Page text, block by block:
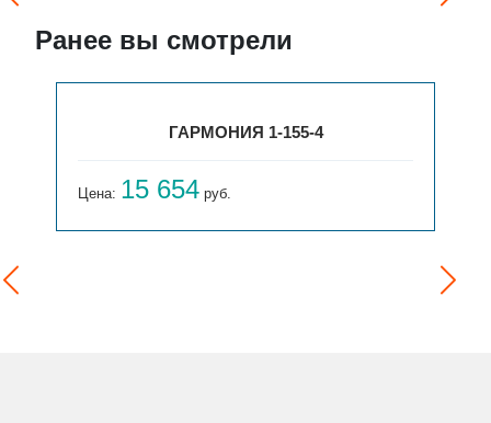
Ранее вы смотрели
ГАРМОНИЯ 1-155-4
Цена: 15 654 руб.